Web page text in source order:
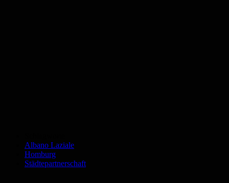
Albano Laziale
Homburg
Städtepartnerschaft